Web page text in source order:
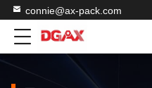
connie@ax-pack.com